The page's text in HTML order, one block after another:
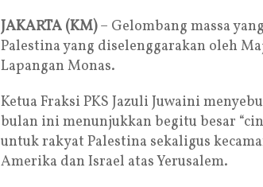
JAKARTA (KM)– Gelombang massa
Palestina yang diselenggarakan oleh
Lapangan Monas.
Ketua Fraksi PKS Jazuli Juwaini
bulan ini menunjukkan begitu besar
untuk rakyat Palestina sekaligus
Amerika dan Israel atas Yerusalem.